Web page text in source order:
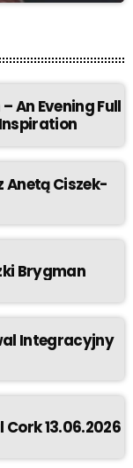
An Evening Full
Anetą Ciszek-
Brygman
Integracyjny
13.06.2026